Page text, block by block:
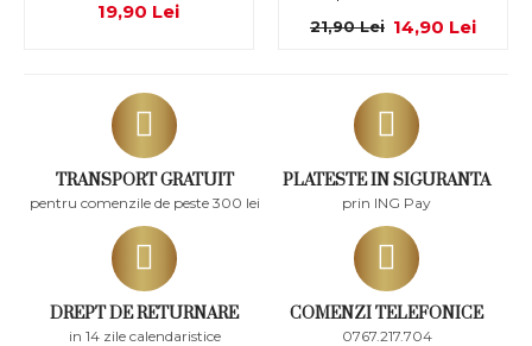
TRANSPORT GRATUIT
pentru comenzile de peste 300 lei
PLATESTE IN SIGURANTA
prin ING Pay
DREPT DE RETURNARE
in 14 zile calendaristice
COMENZI TELEFONICE
0767.217.704
19,90 Lei
14,90 Lei
21,90 Lei